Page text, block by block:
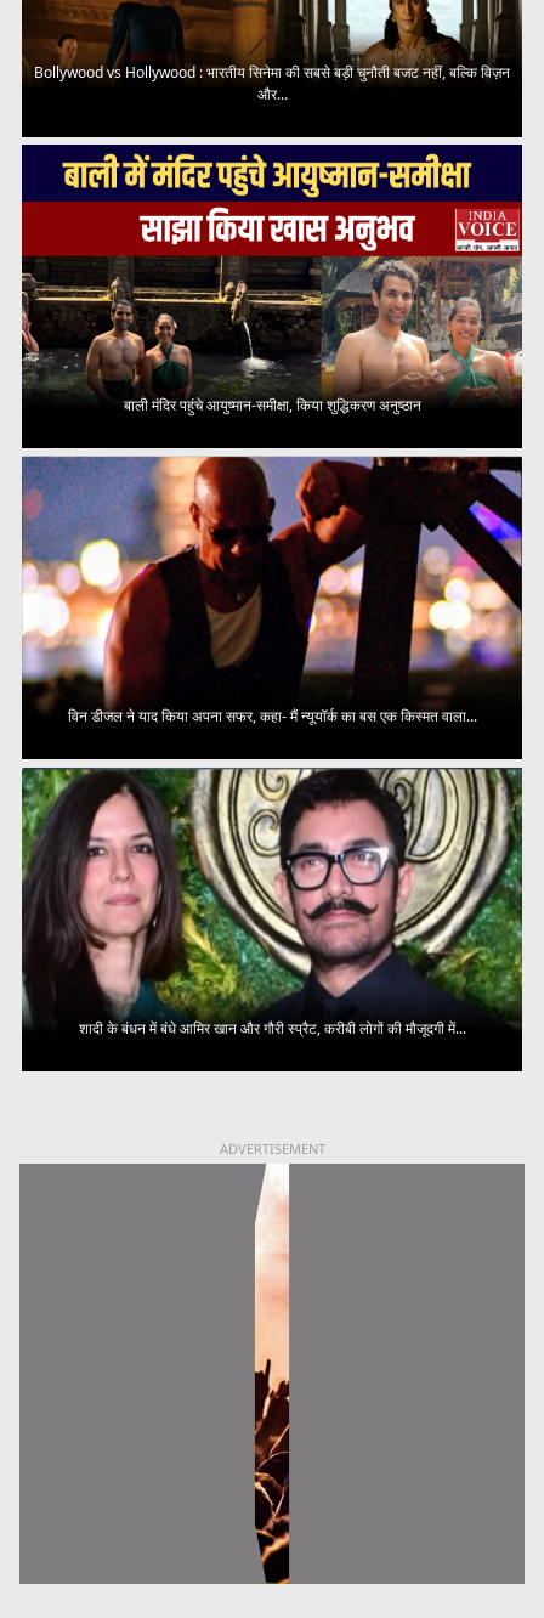
Bollywood vs Hollywood : भारतीय सिनेमा की सबसे बड़ी चुनौती बजट नहीं, बल्कि विज़न
और...
बाली मंदिर पहुंचे आयुष्मान-समीक्षा, किया शुद्धिकरण अनुष्ठान
विन डीजल ने याद किया अपना सफर, कहा- मैं न्यूयॉर्क का बस एक किस्मत वाला...
शादी के बंधन में बंधे आमिर खान और गौरी स्प्रैट, करीबी लोगों की मौजूदगी में...
ADVERTISEMENT